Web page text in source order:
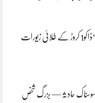
کلرسیداں ڈکیتی‘ڈاکو1 کروڑ کے طلائی زیورات
حادثہ — بزرگ شخص